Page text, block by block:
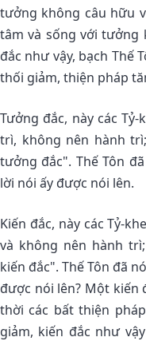
tưởng không câu hữu
tâm và sống với tưởng
đắc như vậy, bạch Thế
thối giảm, thiện pháp
Tưởng đắc, này các
trì, không nên hành
tưởng đắc". Thế Tôn
lời nói ấy được nói lên.
Kiến đắc, này các Tỷ-
và không nên hành
kiến đắc". Thế Tôn đã
được nói lên? Một kiến
thời các bất thiện
giảm, kiến đắc như